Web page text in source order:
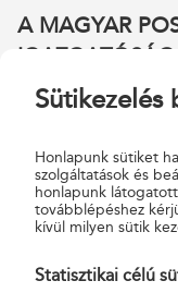
A MAGYAR
(ZÁRÓJELBEN
(Központi Területi
1101 Budapest,
Illetékességi
Budapest, Pest
Magyar Posta
Sütikezelés
Honlapunk sütiket
szolgáltatások és
honlapunk
továbblépéshez
kívül milyen sütik
Statisztikai célú